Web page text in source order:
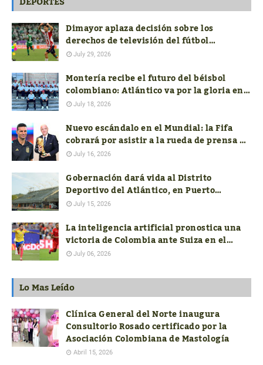
Dimayor aplaza decisión sobre los
derechos de televisión del fútbol
colombiano hasta conocer las ofertas
July 29, 2026
Montería recibe el futuro del béisbol
colombiano: Atlántico va por la gloria en
el Nacional Sub-18
July 18, 2026
Nuevo escándalo en el Mundial: la Fifa
cobrará por asistir a la rueda de prensa de
los técnicos finalistas
July 16, 2026
Gobernación dará vida al Distrito
Deportivo del Atlántico, en Puerto
Colombia
July 15, 2026
La inteligencia artificial pronostica una
victoria de Colombia ante Suiza en el
mundial FIFA 2026
July 06, 2026
Lo Mas Leído
Clínica General del Norte inaugura
Consultorio Rosado certificado por la
Asociación Colombiana de Mastología
Abril 15, 2026